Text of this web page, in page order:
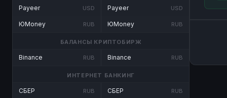
Payeer USD
ЮMoney RUB
Payeer USD
ЮMoney RUB
БАЛАНСЫ КРИПТОБИРЖ
Binance RUB Binance RUB
ИНТЕРНЕТ БАНКИНГ
СБЕР RUB СБЕР RUB